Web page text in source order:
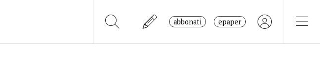
abbonati epaper